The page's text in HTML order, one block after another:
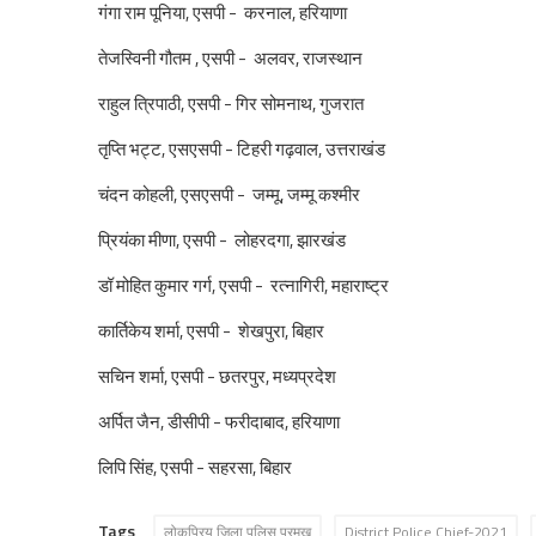
गंगा राम पूनिया, एसपी - करनाल, हरियाणा
तेजस्विनी गौतम , एसपी - अलवर, राजस्थान
राहुल त्रिपाठी, एसपी - गिर सोमनाथ, गुजरात
तृप्ति भट्ट, एसएसपी - टिहरी गढ़वाल, उत्तराखंड
चंदन कोहली, एसएसपी - जम्मू, जम्मू कश्मीर
प्रियंका मीणा, एसपी - लोहरदगा, झारखंड
डॉ मोहित कुमार गर्ग, एसपी - रत्नागिरी, महाराष्ट्र
कार्तिकेय शर्मा, एसपी - शेखपुरा, बिहार
सचिन शर्मा, एसपी - छतरपुर, मध्यप्रदेश
अर्पित जैन, डीसीपी - फरीदाबाद, हरियाणा
लिपि सिंह, एसपी - सहरसा, बिहार
Tags
बन गए आईपीएस
दूरदर्शी नेतृत्व, जनकेंद्रित प्रशासन और समावेशी
की मिसाल : कोमल...